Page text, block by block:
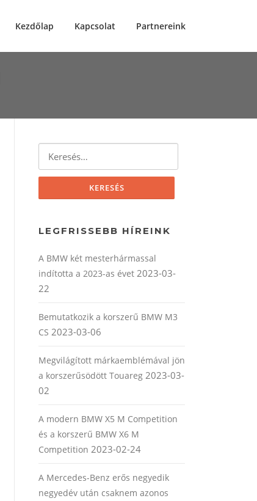
Kezdőlap Kapcsolat Partnereink
LEGFRISSEBB HÍREINK
A BMW két mesterhármassal
indította a 2023-as évet 2023-03-
22
Bemutatkozik a korszerű BMW M3
CS 2023-03-06
Megvilágított márkaemblémával jön
a korszerűsödött Touareg 2023-03-
02
A modern BMW X5 M Competition
és a korszerű BMW X6 M
Competition 2023-02-24
A Mercedes-Benz erős negyedik
negyedév után csaknem azonos